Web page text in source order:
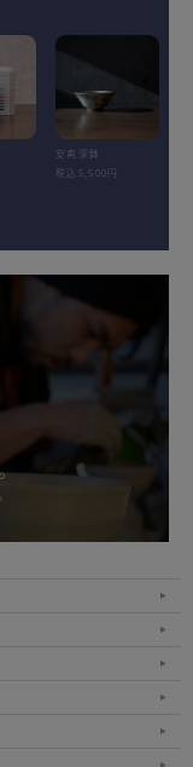
安南深鉢
税込5,500円